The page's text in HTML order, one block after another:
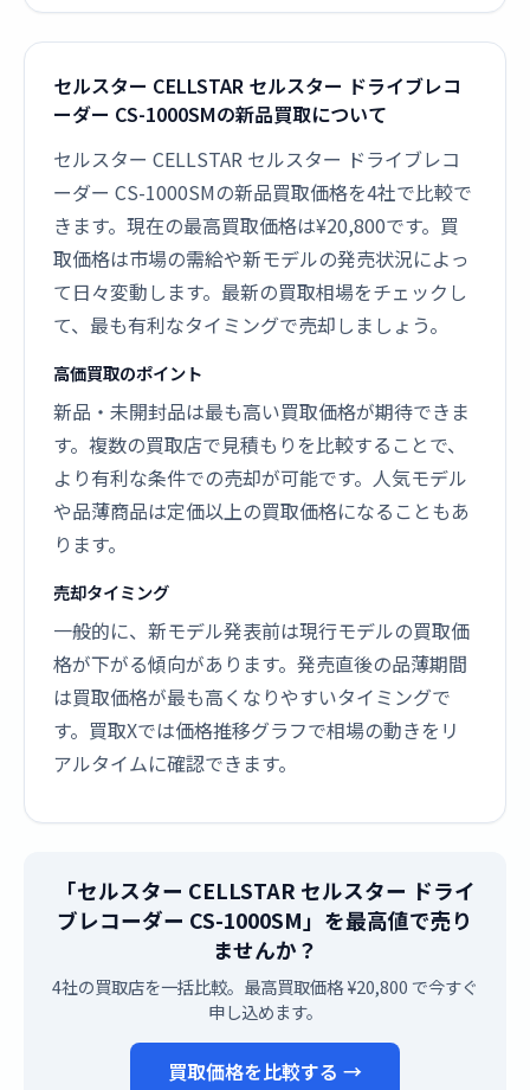
セルスター CELLSTAR セルスター ドライブレコ
ーダー CS-1000SMの新品買取について
セルスター CELLSTAR セルスター ドライブレコ
ーダー CS-1000SMの新品買取価格を4社で比較で
きます。現在の最高買取価格は¥20,800です。買
取価格は市場の需給や新モデルの発売状況によっ
て日々変動します。最新の買取相場をチェックし
て、最も有利なタイミングで売却しましょう。
高価買取のポイント
新品・未開封品は最も高い買取価格が期待できま
す。複数の買取店で見積もりを比較することで、
より有利な条件での売却が可能です。人気モデル
や品薄商品は定価以上の買取価格になることもあ
ります。
売却タイミング
一般的に、新モデル発表前は現行モデルの買取価
格が下がる傾向があります。発売直後の品薄期間
は買取価格が最も高くなりやすいタイミングで
す。買取Xでは価格推移グラフで相場の動きをリ
アルタイムに確認できます。
「セルスター CELLSTAR セルスター ドライ
ブレコーダー CS-1000SM」を最高値で売り
ませんか？
4社の買取店を一括比較。最高買取価格 ¥20,800 で今すぐ
申し込めます。
買取価格を比較する →